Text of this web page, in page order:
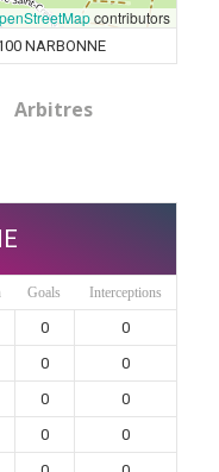
contributors
NARBONNE
Arbitres
Goals Interceptions
0
0
0
0
0
0
0
0